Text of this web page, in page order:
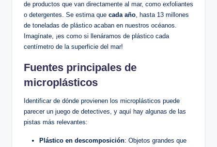
de productos que van directamente al mar, como exfoliantes
o detergentes. Se estima que cada año, hasta 13 millones
de toneladas de plástico acaban en nuestros océanos.
Imagínate, ¡es como si llenáramos de plástico cada
centímetro de la superficie del mar!
Fuentes principales de
microplásticos
Identificar de dónde‌ provienen los microplásticos puede
parecer un juego de detectives, y aquí hay algunas de las
pistas más relevantes:
Plástico en descomposición: Objetos grandes ​que⁣